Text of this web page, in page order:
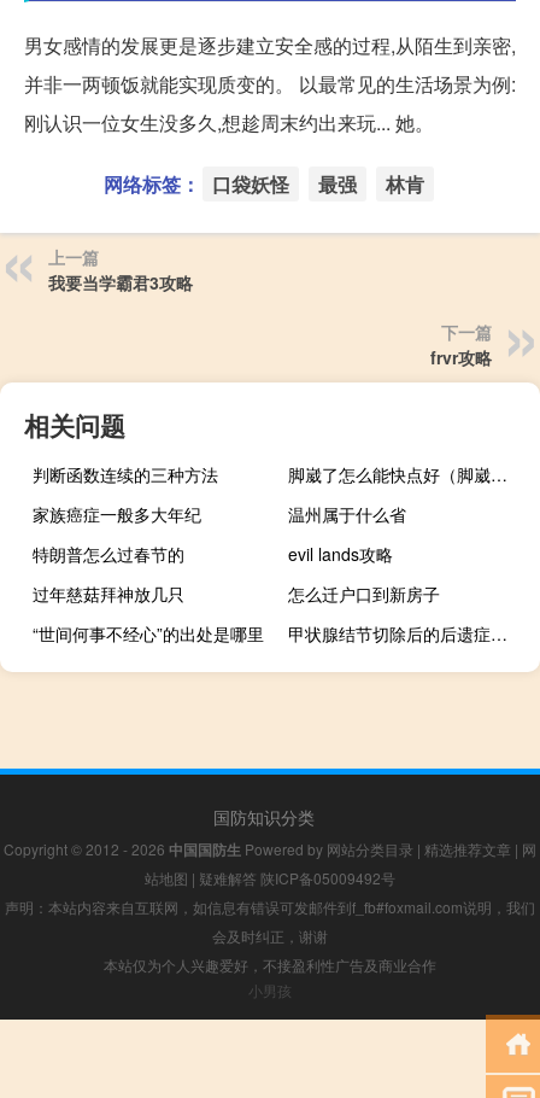
男女感情的发展更是逐步建立安全感的过程,从陌生到亲密,
并非一两顿饭就能实现质变的。 以最常见的生活场景为例:
刚认识一位女生没多久,想趁周末约出来玩... 她。
网络标签： 口袋妖怪 最强 林肯
上一篇
我要当学霸君3攻略
下一篇
frvr攻略
相关问题
判断函数连续的三种方法
脚崴了怎么能快点好（脚崴了怎么办能快速好）
家族癌症一般多大年纪
温州属于什么省
特朗普怎么过春节的
evil lands攻略
过年慈菇拜神放几只
怎么迁户口到新房子
“世间何事不经心”的出处是哪里
甲状腺结节切除后的后遗症（甲状腺结节切除的后遗症）
国防知识分类
Copyright © 2012 - 2026 中国国防生 Powered by 网站分类目录 | 精选推荐文章 | 网
站地图 | 疑难解答 陕ICP备05009492号
声明：本站内容来自互联网，如信息有错误可发邮件到f_fb#foxmail.com说明，我们
会及时纠正，谢谢
本站仅为个人兴趣爱好，不接盈利性广告及商业合作
小男孩